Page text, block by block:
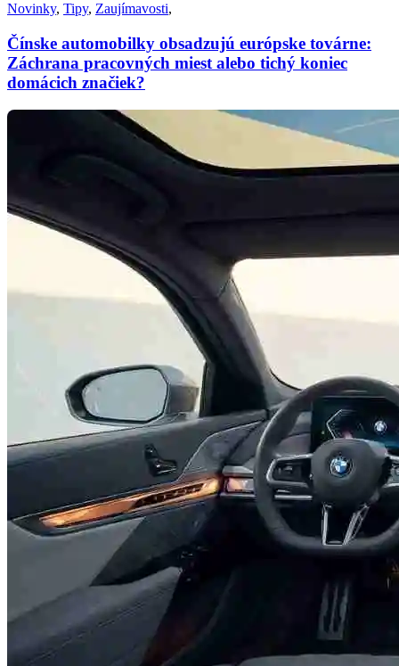
Novinky, Tipy, Zaujímavosti,
Čínske automobilky obsadzujú európske továrne:
Záchrana pracovných miest alebo tichý koniec
domácich značiek?